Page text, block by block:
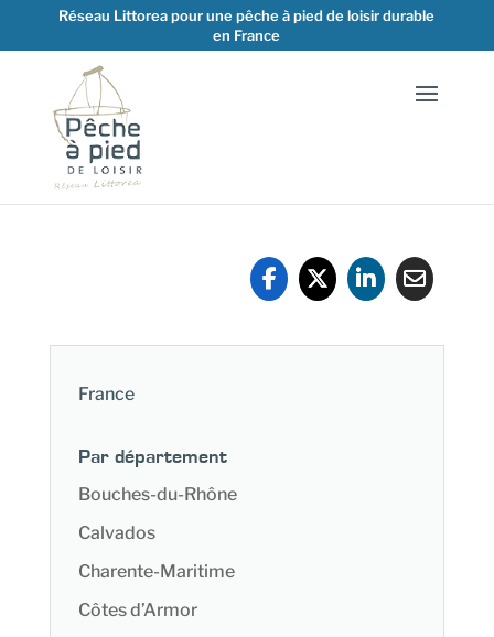
Réseau Littorea pour une pêche à pied de loisir durable
en France
France
Par département
Bouches-du-Rhône
Calvados
Charente-Maritime
Côtes d’Armor